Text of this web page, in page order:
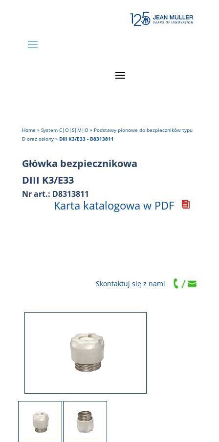
Home » System C|O|S|M|O» Podstawy pionowe do bezpieczników typu
D oraz osłony» DIII K3/E33 - D8313811
Główka bezpiecznikowa
DIII K3/E33
Nr art.: D8313811

Karta katalogowa w PDF
Skontaktuj się z nami